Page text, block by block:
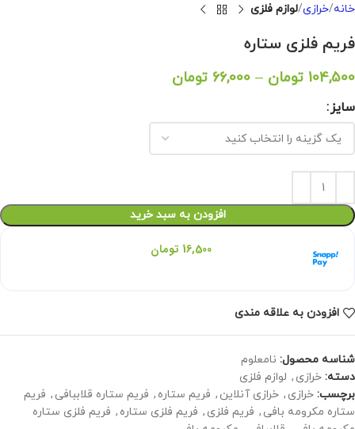
خانه خرازی لوازم فلزی
فریم فلزی ستاره
104,500 تومان –
66,000 تومان
سایز
افزودن به سبد خرید
16,500 تومان
افزودن به علاقه مندی
شناسه محصول: نامعلوم
دسته: خرازی , لوازم فلزی
برچسب: خرازی , خرازی آنلاین , فریم ستاره , فریم ستاره قلاببافی , فریم
ستاره مکرومه بافی , فریم فلزی , فریم فلزی ستاره , فریم فلزی ستاره